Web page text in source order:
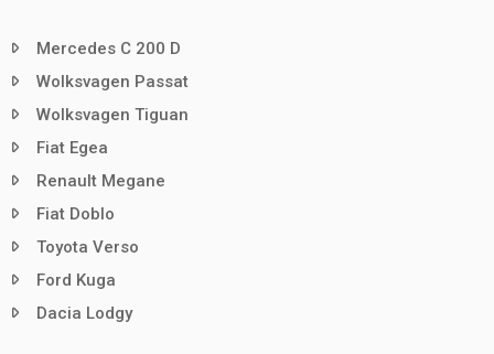
Mercedes C 200 D
Wolksvagen Passat
Wolksvagen Tiguan
Fiat Egea
Renault Megane
Fiat Doblo
Toyota Verso
Ford Kuga
Dacia Lodgy